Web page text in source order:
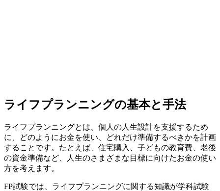
ライフプランニングの基本と手法
ライフプランニングとは、個人の人生設計を支援するため
に、どのようにお金を使い、どれだけ準備するべきかを計画
することです。たとえば、住宅購入、子どもの教育費、老後
の資金準備など、人生のさまざまな目標に向けたお金の使い
方を考えます。
FP試験では、ライフプランニングに関する知識が学科試験